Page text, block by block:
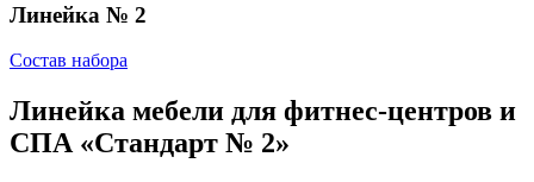
Линейка № 2
Состав набора
Линейка мебели для фитнес-центров и
СПА «Стандарт № 2»